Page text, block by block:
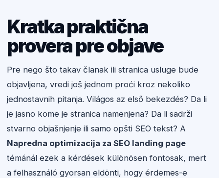
Kratka praktična
provera pre objave
Pre nego što takav članak ili stranica usluge bude
objavljena, vredi još jednom proći kroz nekoliko
jednostavnih pitanja. Világos az első bekezdés? Da li
je jasno kome je stranica namenjena? Da li sadrži
stvarno objašnjenje ili samo opšti SEO tekst? A
Napredna optimizacija za SEO landing page
témánál ezek a kérdések különösen fontosak, mert
a felhasználó gyorsan eldönti, hogy érdemes-e